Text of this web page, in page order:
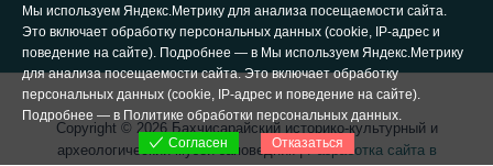
Copyright © 2026 Бахчисарайский историко-культурный и
археологический музей-заповедник |Разработка сайта в
Мы используем Яндекс.Метрику для анализа посещаемости сайта.
Это включает обработку персональных данных (cookie, IP-адрес и
поведение на сайте). Подробнее — в Мы используем Яндекс.Метрику
для анализа посещаемости сайта. Это включает обработку
персональных данных (cookie, IP-адрес и поведение на сайте).
Подробнее — в Политике обработки персональных данных.
Согласен
Отказаться